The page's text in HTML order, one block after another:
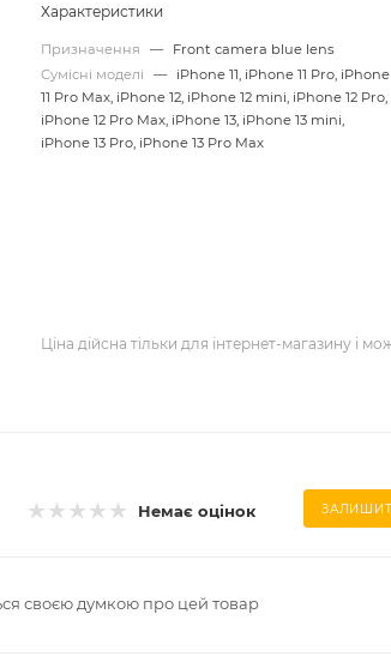
Характеристики
Призначення —
Front camera blue lens
Сумісні моделі
—
iPhone 11, iPhone 11 Pro, iPhone
11 Pro Max, iPhone 12, iPhone 12 mini, iPhone 12 Pro,
iPhone 12 Pro Max, iPhone 13, iPhone 13 mini,
iPhone 13 Pro, iPhone 13 Pro Max
Ціна дійсна тільки для інтернет-магазину і
Немає оцінок
своєю думкою про цей товар